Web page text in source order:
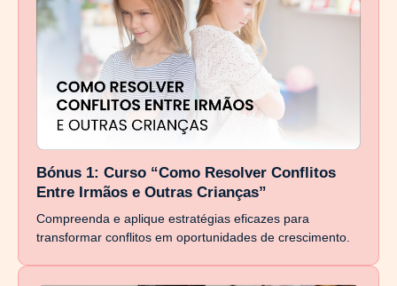
Bónus 1: Curso “Como Resolver Conflitos
Entre Irmãos e Outras Crianças”
Compreenda e aplique estratégias eficazes para
transformar conflitos em oportunidades de crescimento.